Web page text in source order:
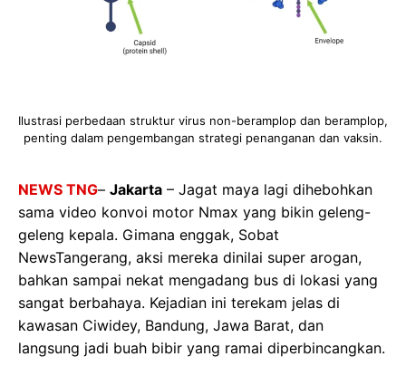
Ilustrasi perbedaan struktur virus non-beramplop dan beramplop,
penting dalam pengembangan strategi penanganan dan vaksin.
NEWS TNG– Jakarta – Jagat maya lagi dihebohkan
sama video konvoi motor Nmax yang bikin geleng-
geleng kepala. Gimana enggak, Sobat
NewsTangerang, aksi mereka dinilai super arogan,
bahkan sampai nekat mengadang bus di lokasi yang
sangat berbahaya. Kejadian ini terekam jelas di
kawasan Ciwidey, Bandung, Jawa Barat, dan
langsung jadi buah bibir yang ramai diperbincangkan.